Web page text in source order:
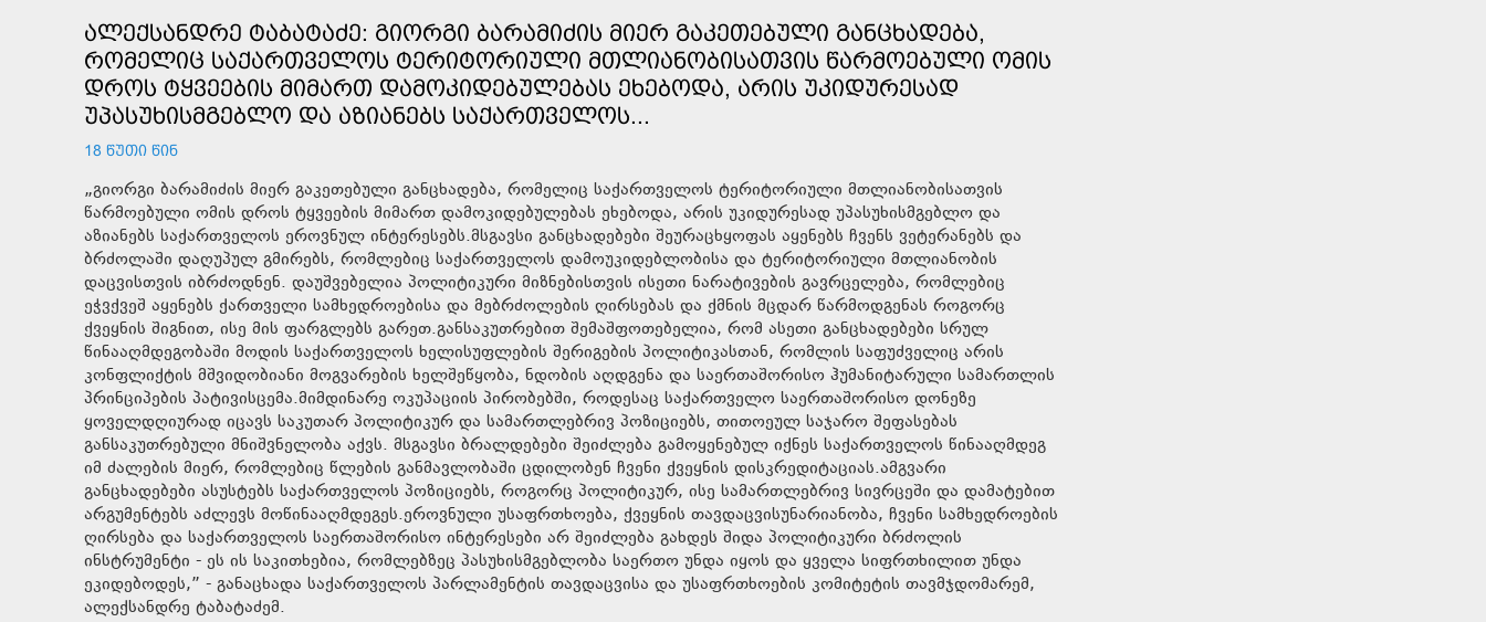
ᲐᲚᲔᲥᲡᲐᲜᲓᲠᲔ ᲢᲐᲑᲐᲢᲐᲫᲔ: ᲒᲘᲝᲠᲒᲘ ᲑᲐᲠᲐᲛᲘᲫᲘᲡ ᲛᲘᲔᲠ ᲒᲐᲙᲔᲗᲔᲑᲣᲚᲘ ᲒᲐᲜᲪᲮᲐᲓᲔᲑᲐ,
ᲠᲝᲛᲔᲚᲘᲪ ᲡᲐᲥᲐᲠᲗᲕᲔᲚᲝᲡ ᲢᲔᲠᲘᲢᲝᲠᲘᲣᲚᲘ ᲛᲗᲚᲘᲐᲜᲝᲑᲘᲡᲐᲗᲕᲘᲡ ᲬᲐᲠᲛᲝᲔᲑᲣᲚᲘ ᲝᲛᲘᲡ
ᲓᲠᲝᲡ ᲢᲧᲕᲔᲔᲑᲘᲡ ᲛᲘᲛᲐᲠᲗ ᲓᲐᲛᲝᲙᲘᲓᲔᲑᲣᲚᲔᲑᲐᲡ ᲔᲮᲔᲑᲝᲓᲐ, ᲐᲠᲘᲡ ᲣᲙᲘᲓᲣᲠᲔᲡᲐᲓ
ᲣᲞᲐᲡᲣᲮᲘᲡᲛᲒᲔᲑᲚᲝ ᲓᲐ ᲐᲖᲘᲐᲜᲔᲑᲡ ᲡᲐᲥᲐᲠᲗᲕᲔᲚᲝᲡ...
18 ᲬᲣᲗᲘ ᲬᲘᲜ
„გიორგი ბარამიძის მიერ გაკეთებული განცხადება, რომელიც საქართველოს ტერიტორიული მთლიანობისათვის
წარმოებული ომის დროს ტყვეების მიმართ დამოკიდებულებას ეხებოდა, არის უკიდურესად უპასუხისმგებლო და
აზიანებს საქართველოს ეროვნულ ინტერესებს.მსგავსი განცხადებები შეურაცხყოფას აყენებს ჩვენს ვეტერანებს და
ბრძოლაში დაღუპულ გმირებს, რომლებიც საქართველოს დამოუკიდებლობისა და ტერიტორიული მთლიანობის
დაცვისთვის იბრძოდნენ. დაუშვებელია პოლიტიკური მიზნებისთვის ისეთი ნარატივების გავრცელება, რომლებიც
ეჭვქვეშ აყენებს ქართველი სამხედროებისა და მებრძოლების ღირსებას და ქმნის მცდარ წარმოდგენას როგორც
ქვეყნის შიგნით, ისე მის ფარგლებს გარეთ.განსაკუთრებით შემაშფოთებელია, რომ ასეთი განცხადებები სრულ
წინააღმდეგობაში მოდის საქართველოს ხელისუფლების შერიგების პოლიტიკასთან, რომლის საფუძველიც არის
კონფლიქტის მშვიდობიანი მოგვარების ხელშეწყობა, ნდობის აღდგენა და საერთაშორისო ჰუმანიტარული სამართლის
პრინციპების პატივისცემა.მიმდინარე ოკუპაციის პირობებში, როდესაც საქართველო საერთაშორისო დონეზე
ყოველდღიურად იცავს საკუთარ პოლიტიკურ და სამართლებრივ პოზიციებს, თითოეულ საჯარო შეფასებას
განსაკუთრებული მნიშვნელობა აქვს. მსგავსი ბრალდებები შეიძლება გამოყენებულ იქნეს საქართველოს წინააღმდეგ
იმ ძალების მიერ, რომლებიც წლების განმავლობაში ცდილობენ ჩვენი ქვეყნის დისკრედიტაციას.ამგვარი
განცხადებები ასუსტებს საქართველოს პოზიციებს, როგორც პოლიტიკურ, ისე სამართლებრივ სივრცეში და დამატებით
არგუმენტებს აძლევს მოწინააღმდეგეს.ეროვნული უსაფრთხოება, ქვეყნის თავდაცვისუნარიანობა, ჩვენი სამხედროების
ღირსება და საქართველოს საერთაშორისო ინტერესები არ შეიძლება გახდეს შიდა პოლიტიკური ბრძოლის
ინსტრუმენტი - ეს ის საკითხებია, რომლებზეც პასუხისმგებლობა საერთო უნდა იყოს და ყველა სიფრთხილით უნდა
ეკიდებოდეს,” - განაცხადა საქართველოს პარლამენტის თავდაცვისა და უსაფრთხოების კომიტეტის თავმჯდომარემ,
ალექსანდრე ტაბატაძემ.